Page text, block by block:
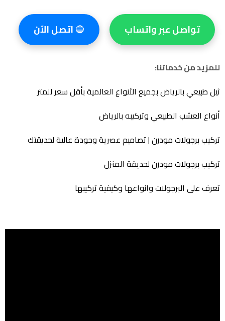
تواصل عبر واتساب 🔵اتصل الآن
للمزيد من خدماتنا:
ثيل طبيعي بالرياض بجميع الأنواع العالمية بأقل سعر للمتر
أنواع العشب الطبيعي وتركيبه بالرياض
تركيب برجولات مودرن | تصاميم عصرية وجودة عالية لحديقتك
تركيب برجولات مودرن لحديقة المنزل
تعرف على البرجولات وانواعها وكيفية تركيبها